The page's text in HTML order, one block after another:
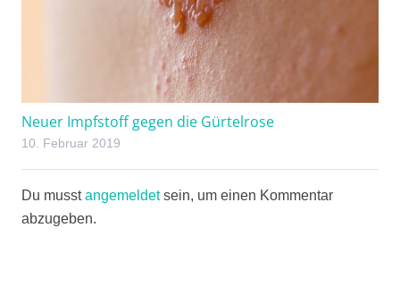
Neuer Impfstoff gegen die Gürtelrose
10. Februar 2019
Du musstangemeldetsein, um einen Kommentar
abzugeben.